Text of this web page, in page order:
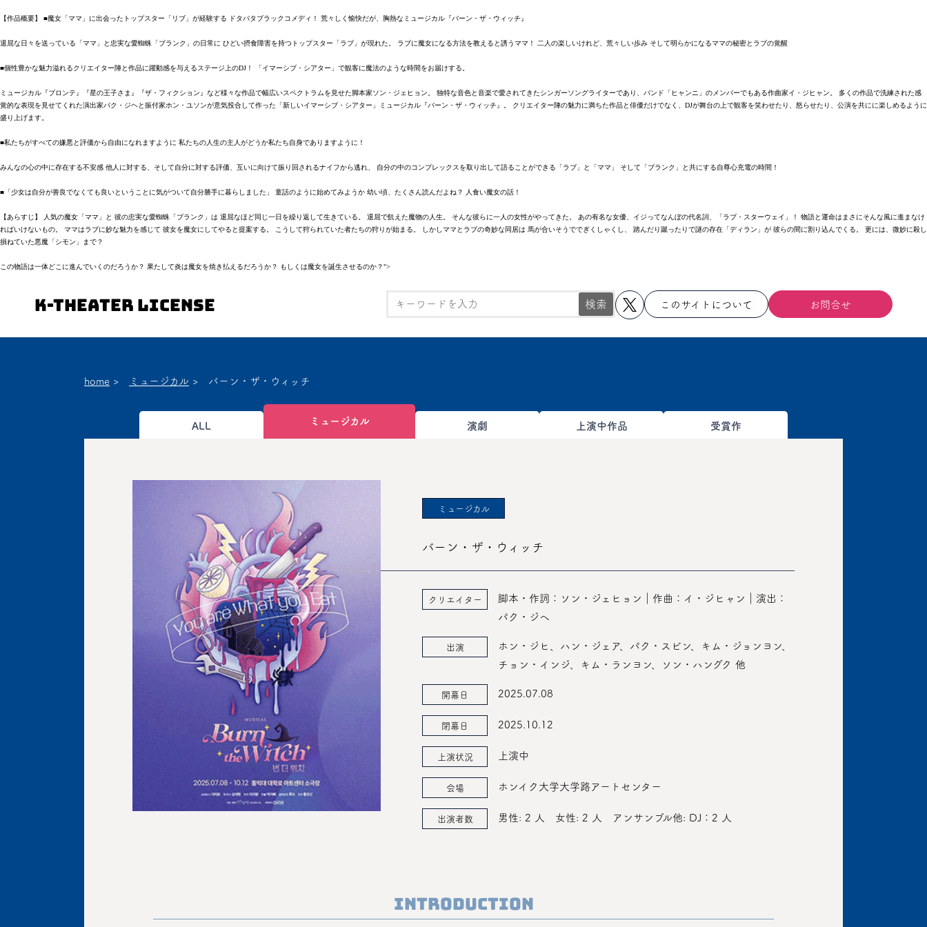
【作品概要】 ■魔女「ママ」に出会ったトップスター「リブ」が経験する ドタバタブラックコメディ！ 荒々しく愉快だが、胸熱なミュージカル『バーン・ザ・ウィッチ』
退屈な日々を送っている「ママ」と忠実な愛蜘蛛「ブランク」の日常に ひどい摂食障害を持つトップスター「ラブ」が現れた。 ラブに魔女になる方法を教えると誘うママ！ 二人の楽しいけれど、荒々しい歩み そして明らかになるママの秘密とラブの覚醒
■個性豊かな魅力溢れるクリエイター陣と作品に躍動感を与えるステージ上のDJ！ 「イマーシブ・シアター」で観客に魔法のような時間をお届けする。
ミュージカル『ブロンテ』『星の王子さま』『ザ・フィクション』など様々な作品で幅広いスペクトラムを見せた脚本家ソン・ジェヒョン。 独特な音色と音楽で愛されてきたシンガーソングライターであり、バンド「ヒャンニ」のメンバーでもある作曲家イ・ジヒャン。 多くの作品で洗練された感
覚的な表現を見せてくれた演出家パク・ジヘと振付家ホン・ユソンが意気投合して作った「新しいイマーシブ・シアター」ミュージカル『バーン・ザ・ウィッチ』。 クリエイター陣の魅力に満ちた作品と俳優だけでなく、DJが舞台の上で観客を笑わせたり、怒らせたり、公演を共にに楽しめるように
盛り上げます。
■私たちがすべての嫌悪と評価から自由になれますように 私たちの人生の主人がどうか私たち自身でありますように！
みんなの心の中に存在する不安感 他人に対する、そして自分に対する評価、互いに向けて振り回されるナイフから逃れ、 自分の中のコンプレックスを取り出して語ることができる「ラブ」と「ママ」 そして「ブランク」と共にする自尊心充電の時間！
■「少女は自分が善良でなくても良いということに気がついて自分勝手に暮らしました」 童話のように始めてみようか 幼い頃、たくさん読んだよね？ 人食い魔女の話！
【あらすじ】 人気の魔女「ママ」と 彼の忠実な愛蜘蛛「ブランク」は 退屈なほど同じ一日を繰り返して生きている。 退屈で飢えた魔物の人生。 そんな彼らに一人の女性がやってきた。 あの有名な女優、イジってなんぼの代名詞、「ラブ・スターウェイ」！ 物語と運命はまさにそんな風に進まなけ
ればいけないもの。 ママはラブに妙な魅力を感じて 彼女を魔女にしてやると提案する。 こうして狩られていた者たちの狩りが始まる。 しかしママとラブの奇妙な同居は 馬が合いそうででぎくしゃくし、 踏んだり蹴ったりで謎の存在「ディラン」が 彼らの間に割り込んでくる。 更には、微妙に殺し
損ねていた悪魔「シモン」まで？
この物語は一体どこに進んでいくのだろうか？ 果たして炎は魔女を焼き払えるだろうか？ もしくは魔女を誕生させるのか？">
K-Theater License 検索 このサイトについて お問合せ
home > ミュージカル > バーン・ザ・ウィッチ
ALL ミュージカル 演劇 上演中作品 受賞作
ミュージカル
バーン・ザ・ウィッチ
クリエイター
脚本・作詞：ソン・ジェヒョン｜作曲：イ・ジヒャン｜演出：
パク・ジヘ
出演
ホン・ジヒ、ハン・ジェア、パク・スビン、キム・ジョンヨン、
チョン・インジ、キム・ランヨン、ソン・ハングク 他
開幕日 2025.07.08
閉幕日 2025.10.12
上演状況 上演中
会場 ホンイク大学大学路アートセンター
出演者数 男性: 2 人 女性: 2 人 アンサンブル他: DJ：2 人
Introduction